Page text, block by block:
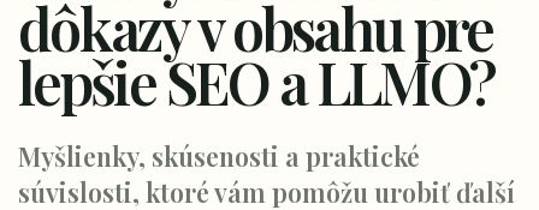
dôkazy v obsahu pre
lepšie SEO a LLMO?
Myšlienky, skúsenosti a praktické
súvislosti, ktoré vám pomôžu urobiť ďalší